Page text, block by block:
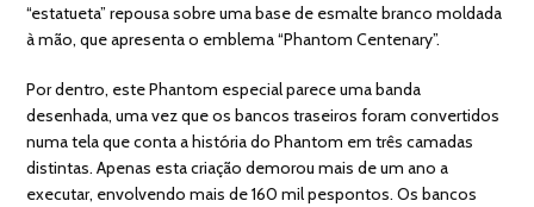
“estatueta” repousa sobre uma base de esmalte branco moldada
à mão, que apresenta o emblema “Phantom Centenary”.
Por dentro, este Phantom especial parece uma banda
desenhada, uma vez que os bancos traseiros foram convertidos
numa tela que conta a história do Phantom em três camadas
distintas. Apenas esta criação demorou mais de um ano a
executar, envolvendo mais de 160 mil pespontos. Os bancos